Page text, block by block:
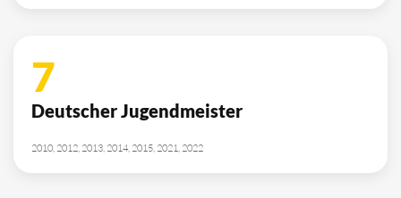
7
Deutscher Jugendmeister
2010, 2012, 2013, 2014, 2015, 2021, 2022